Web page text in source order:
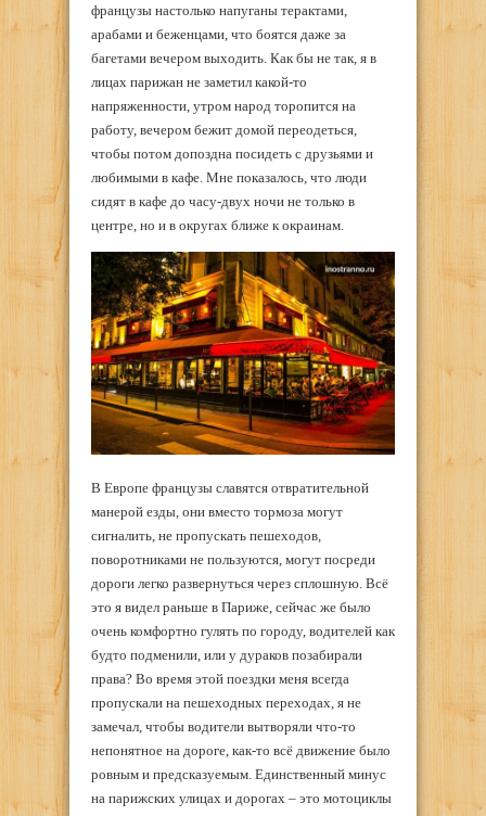
французы настолько напуганы терактами,
арабами и беженцами, что боятся даже за
багетами вечером выходить. Как бы не так, я в
лицах парижан не заметил какой-то
напряженности, утром народ торопится на
работу, вечером бежит домой переодеться,
чтобы потом допоздна посидеть с друзьями и
любимыми в кафе. Мне показалось, что люди
сидят в кафе до часу-двух ночи не только в
центре, но и в округах ближе к окраинам.
В Европе французы славятся отвратительной
манерой езды, они вместо тормоза могут
сигналить, не пропускать пешеходов,
поворотниками не пользуются, могут посреди
дороги легко развернуться через сплошную. Всё
это я видел раньше в Париже, сейчас же было
очень комфортно гулять по городу, водителей как
будто подменили, или у дураков позабирали
права? Во время этой поездки меня всегда
пропускали на пешеходных переходах, я не
замечал, чтобы водители вытворяли что-то
непонятное на дороге, как-то всё движение было
ровным и предсказуемым. Единственный минус
на парижских улицах и дорогах – это мотоциклы